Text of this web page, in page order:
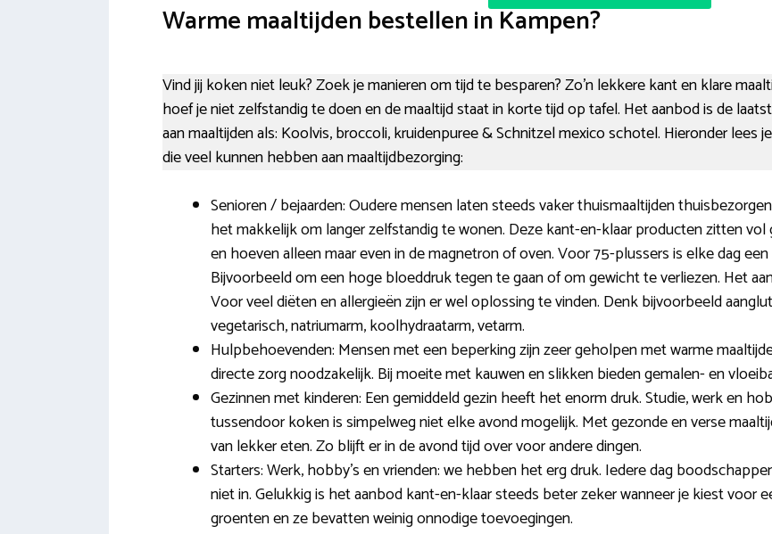
Warme maaltijden bestellen in Kampen?
Vind jij koken niet leuk? Zoek je manieren om tijd te besparen? Zo’n lekkere kant en klare
hoef je niet zelfstandig te doen en de maaltijd staat in korte tijd op tafel. Het aanbod is de
aan maaltijden als: Koolvis, broccoli, kruidenpuree & Schnitzel mexico schotel. Hieronder lees
die veel kunnen hebben aan maaltijdbezorging:
Senioren / bejaarden: Oudere mensen laten steeds vaker thuismaaltijden
het makkelijk om langer zelfstandig te wonen. Deze kant-en-klaar producten zitten
en hoeven alleen maar even in de magnetron of oven. Voor 75-plussers is elke dag
Bijvoorbeeld om een hoge bloeddruk tegen te gaan of om gewicht te verliezen. Het
Voor veel diëten en allergieën zijn er wel oplossing te vinden. Denk bijvoorbeeld
vegetarisch, natriumarm, koolhydraatarm, vetarm.
Hulpbehoevenden: Mensen met een beperking zijn zeer geholpen met warme
directe zorg noodzakelijk. Bij moeite met kauwen en slikken bieden gemalen- en
Gezinnen met kinderen: Een gemiddeld gezin heeft het enorm druk. Studie, werk en
tussendoor koken is simpelweg niet elke avond mogelijk. Met gezonde en verse
van lekker eten. Zo blijft er in de avond tijd over voor andere dingen.
Starters: Werk, hobby’s en vrienden: we hebben het erg druk. Iedere dag
niet in. Gelukkig is het aanbod kant-en-klaar steeds beter zeker wanneer je kiest voor
groenten en ze bevatten weinig onnodige toevoegingen.